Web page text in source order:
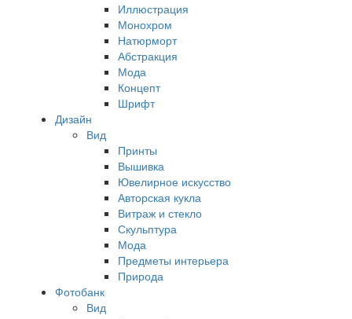
Иллюстрация
Монохром
Натюрморт
Абстракция
Мода
Концепт
Шрифт
Дизайн
Вид
Принты
Вышивка
Ювелирное искусство
Авторская кукла
Витраж и стекло
Скульптура
Мода
Предметы интерьера
Природа
Фотобанк
Вид